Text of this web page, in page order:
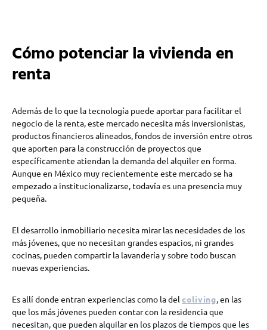
Cómo potenciar la vivienda en
renta
Además de lo que la tecnología puede aportar para facilitar el
negocio de la renta, este mercado necesita más inversionistas,
productos financieros alineados, fondos de inversión entre otros
que aporten para la construcción de proyectos que
específicamente atiendan la demanda del alquiler en forma.
Aunque en México muy recientemente este mercado se ha
empezado a institucionalizarse, todavía es una presencia muy
pequeña.
El desarrollo inmobiliario necesita mirar las necesidades de los
más jóvenes, que no necesitan grandes espacios, ni grandes
cocinas, pueden compartir la lavandería y sobre todo buscan
nuevas experiencias.
Es allí donde entran experiencias como la del coliving, en las
que los más jóvenes pueden contar con la residencia que
necesitan, que pueden alquilar en los plazos de tiempos que les